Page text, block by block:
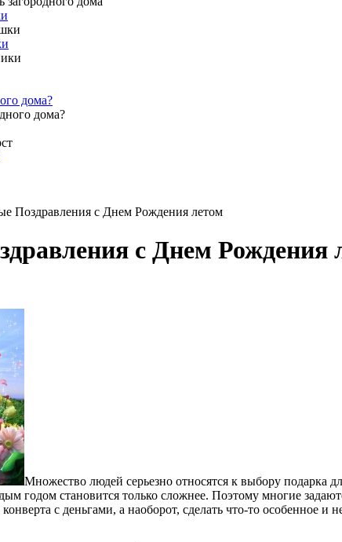
дома?
Поздравления с Днем Рождения летом
с Днем Рождения
Множество людей серьезно относятся к выбору подарка
годом становится только сложнее. Поэтому многие
с деньгами, а наоборот, сделать что-то особенное